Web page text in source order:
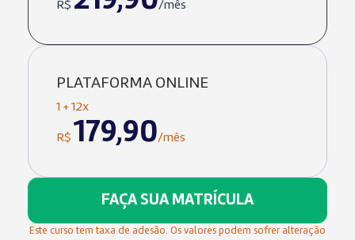
R$ /mês
PLATAFORMA ONLINE
1 + 12x
R$ 179,90/mês
FAÇA SUA MATRÍCULA
Este curso tem taxa de adesão. Os valores podem sofrer alteração